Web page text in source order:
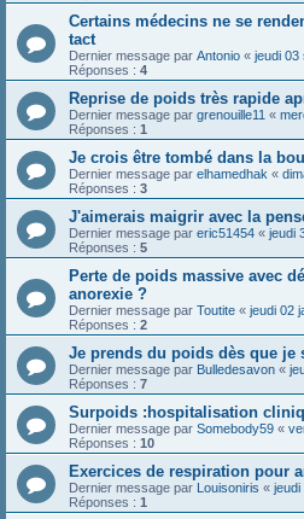
Certains médecins ne se
tact
Dernier message par Antonio « jeudi 03
Réponses : 4
Reprise de poids très rapide
Dernier message par grenouille11 «
Réponses : 1
Je crois être tombé dans la
Dernier message par elhamedhak «
Réponses : 3
J'aimerais maigrir avec la
Dernier message par eric51454 « jeudi
Réponses : 5
Perte de poids massive avec
anorexie ?
Dernier message par Toutite « jeudi 02
Réponses : 2
Je prends du poids dès que je
Dernier message par Bulledesavon «
Réponses : 7
Surpoids :hospitalisation
Dernier message par Somebody59 «
Réponses : 10
Exercices de respiration pour
Dernier message par Louisoniris « jeudi
Réponses : 1